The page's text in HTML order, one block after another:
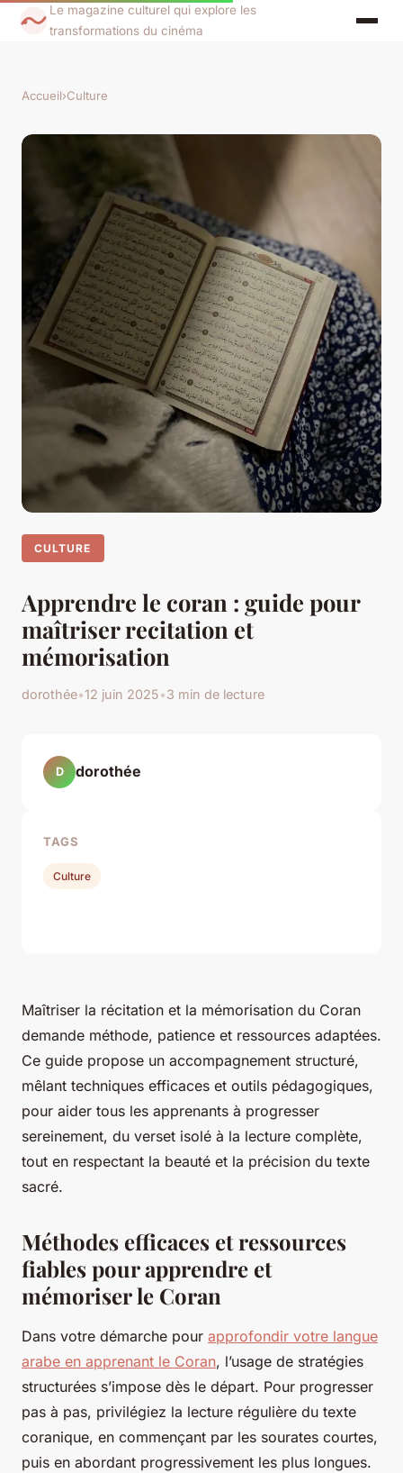
Le magazine culturel qui explore les
transformations du cinéma
Accueil›Culture
CULTURE
Apprendre le coran : guide pour
maîtriser recitation et
mémorisation
dorothée•12 juin 2025•3 min de lecture
Maîtriser la récitation et la mémorisation du Coran
demande méthode, patience et ressources adaptées.
Ce guide propose un accompagnement structuré,
mêlant techniques efficaces et outils pédagogiques,
pour aider tous les apprenants à progresser
sereinement, du verset isolé à la lecture complète,
tout en respectant la beauté et la précision du texte
sacré.
Méthodes efficaces et ressources
fiables pour apprendre et
mémoriser le Coran
Dans votre démarche pour approfondir votre langue
arabe en apprenant le Coran, l’usage de stratégies
structurées s’impose dès le départ. Pour progresser
pas à pas, privilégiez la lecture régulière du texte
coranique, en commençant par les sourates courtes,
puis en abordant progressivement les plus longues.
D dorothée
TAGS
Culture